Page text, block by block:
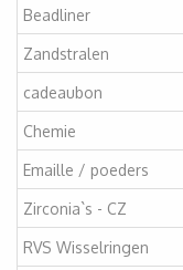
Beadliner
Zandstralen
cadeaubon
Chemie
Emaille / poeders
Zirconia`s - CZ
RVS Wisselringen